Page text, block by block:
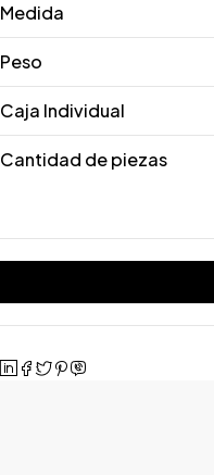
Medida
Peso
Caja Individual
Cantidad de piezas